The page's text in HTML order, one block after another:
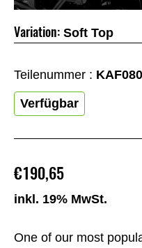
One of our most
€190,65
inkl. 19% MwSt.
Variation: Soft Top
Teilenummer :
Verfügbar